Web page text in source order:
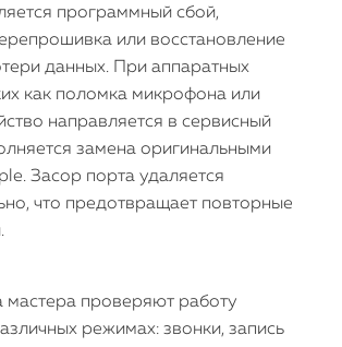
программный сбой,
или восстановление
данных. При аппаратных
как поломка микрофона или
направляется в сервисный
замена оригинальными
Засор порта удаляется
что предотвращает повторные
мастера проверяют работу
режимах: звонки, запись